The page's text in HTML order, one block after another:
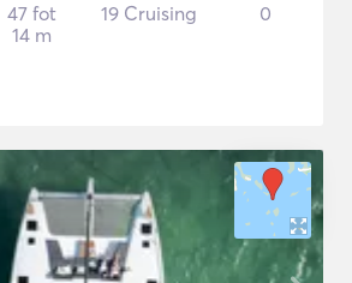
47 fot
14 m
19 Cruising 0